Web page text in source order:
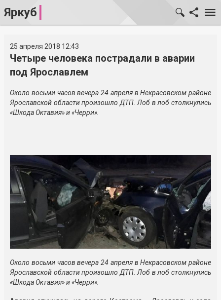
Яркуб
25 апреля 2018 12:43
Четыре человека пострадали в аварии
под Ярославлем
Около восьми часов вечера 24 апреля в Некрасовском районе
Ярославской области произошло ДТП. Лоб в лоб столкнулись
«Шкода Октавия» и «Черри».
Около восьми часов вечера 24 апреля в Некрасовском районе
Ярославской области произошло ДТП. Лоб в лоб столкнулись
«Шкода Октавия» и «Черри».